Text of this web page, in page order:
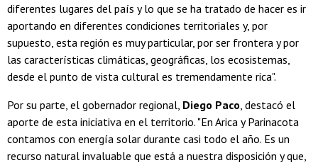
diferentes lugares del país y lo que se ha tratado de hacer es ir
aportando en diferentes condiciones territoriales y, por
supuesto, esta región es muy particular, por ser frontera y por
las características climáticas, geográficas, los ecosistemas,
desde el punto de vista cultural es tremendamente rica".
Por su parte, el gobernador regional, Diego Paco, destacó el
aporte de esta iniciativa en el territorio. "En Arica y Parinacota
contamos con energía solar durante casi todo el año. Es un
recurso natural invaluable que está a nuestra disposición y que,